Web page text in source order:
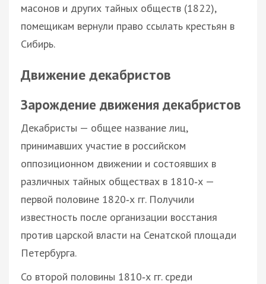
масонов и других тайных обществ (1822),
помещикам вернули право ссылать крестьян в
Сибирь.
Движение декабристов
Зарождение движения декабристов
Декабристы — общее название лиц,
принимавших участие в российском
оппозиционном движении и состоявших в
различных тайных обществах в 1810‑х —
первой половине 1820‑х гг. Получили
известность после организации восстания
против царской власти на Сенатской площади
Петербурга.
Со второй половины 1810‑х гг. среди